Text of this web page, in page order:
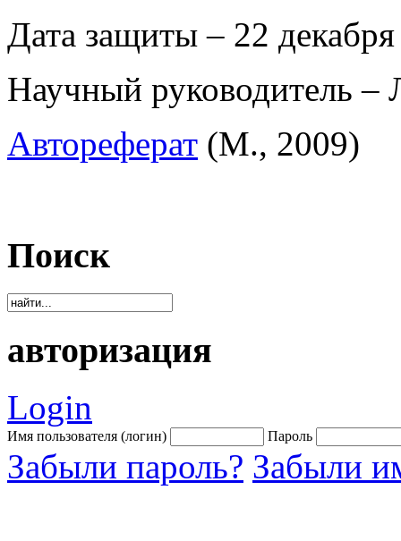
Дата защиты – 22
Научный руководитель –
Автореферат (М., 2009)
Поиск
авторизация
Login
Имя пользователя (логин) Пароль
Забыли пароль? Забыли